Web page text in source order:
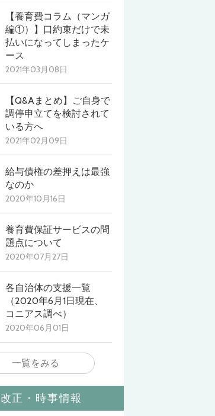
【養育費コラム（マンガ
編①）】口約束だけで未
払いになってしまったケ
ース
2021年03月08日
【Q&Aまとめ】ご自身で
調停申立てを検討されて
いる方へ
2021年02月09日
給与債権の差押えは最強
なのか
2020年10月16日
養育費保証サービスの問
題点について
2020年07月27日
各自治体の支援一覧
（2020年6月1日現在、
コニアス調べ）
2020年06月01日
一覧をみる
正・時事情報